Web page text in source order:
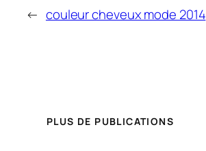
← couleur cheveux mode 2014
PLUS DE PUBLICATIONS